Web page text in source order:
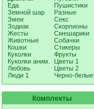
Еда
Земной шар
Змеи
Зодиак
Жесты
Животные
Кошки
Куколки
Куколки аним.
Любовь
Люди 1
Пушистики
Разные
Секс
Скорпионы
Смешарики
Собачки
Стикеры
Фрукты
Цветы 1
Цветы 2
Черно-белые
Комплекты